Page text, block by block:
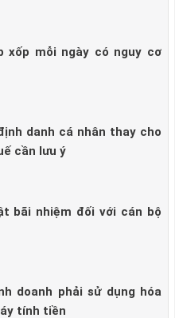
xốp mỗi ngày có nguy cơ
danh cá nhân thay cho
cần lưu ý
bãi nhiệm đối với cán bộ
doanh phải sử dụng hóa
tính tiền